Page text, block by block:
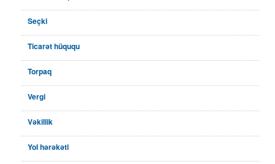
Seçki
Ticarət hüququ
Torpaq
Vergi
Vəkillik
Yol hərəkəti